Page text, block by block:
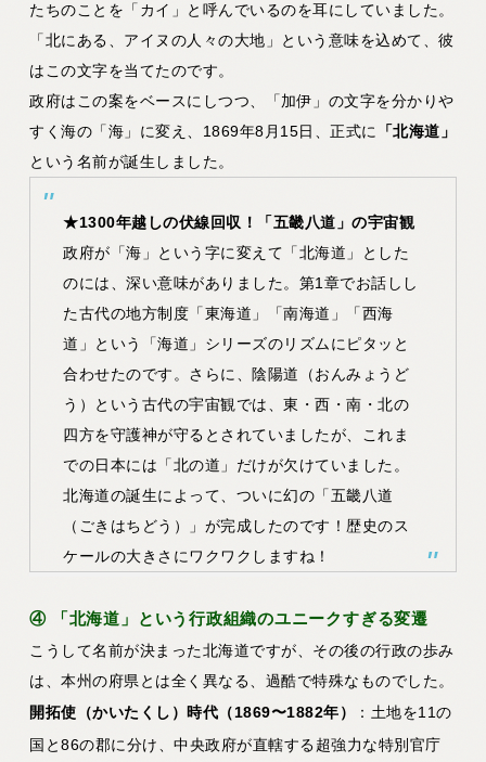
たちのことを「カイ」と呼んでいるのを耳にしていました。
「北にある、アイヌの人々の大地」という意味を込めて、彼
はこの文字を当てたのです。
政府はこの案をベースにしつつ、「加伊」の文字を分かりや
すく海の「海」に変え、1869年8月15日、正式に
「北海道」
という名前が誕生しました。
★1300年越しの伏線回収！「五畿八道」の宇宙観
政府が「海」という字に変えて「北海道」とした
のには、深い意味がありました。第1章でお話しし
た古代の地方制度「東海道」「南海道」「西海
道」という「海道」シリーズのリズムにピタッと
合わせたのです。さらに、陰陽道（おんみょうど
う）という古代の宇宙観では、東・西・南・北の
四方を守護神が守るとされていましたが、これま
での日本には「北の道」だけが欠けていました。
北海道の誕生によって、ついに幻の 「五畿八道
（ごきはちどう）」が完成したのです！歴史のス
ケールの大きさにワクワクしますね！
④ 「北海道」という行政組織のユニークすぎる変遷
こうして名前が決まった北海道ですが、その後の行政の歩み
は、本州の府県とは全く異なる、過酷で特殊なものでした。
開拓使（かいたくし）時代（1869〜1882年）
：土地を11の
国と86の郡に分け、中央政府が直轄する超強力な特別官庁